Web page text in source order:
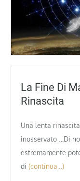
La Fine Di
Rinascita
Una lenta
inosservato …Di
estremamente
di (continua…)